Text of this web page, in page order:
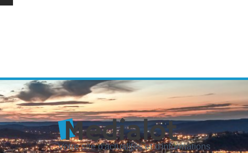
Votre site d'actualités et d'informations